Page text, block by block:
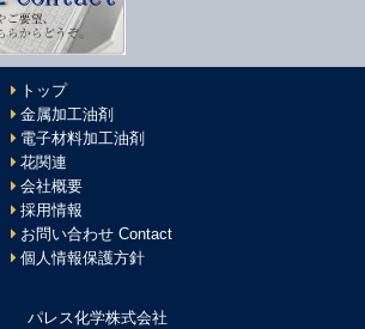
トップ
金属加工油剤
電子材料加工油剤
花関連
会社概要
採用情報
お問い合わせ Contact
個人情報保護方針
パレス化学株式会社